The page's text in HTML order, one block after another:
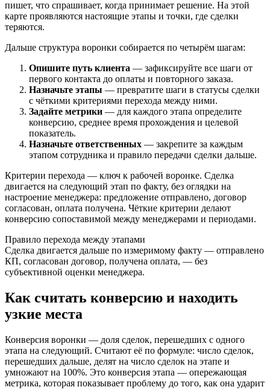
пишет, что спрашивает, когда принимает решение. На этой
карте проявляются настоящие этапы и точки, где сделки
теряются.
Дальше структура воронки собирается по четырём шагам:
Опишите путь клиента — зафиксируйте все шаги от
первого контакта до оплаты и повторного заказа.
Назначьте этапы — превратите шаги в статусы сделки
с чёткими критериями перехода между ними.
Задайте метрики — для каждого этапа определите
конверсию, среднее время прохождения и целевой
показатель.
Назначьте ответственных — закрепите за каждым
этапом сотрудника и правило передачи сделки дальше.
Критерии перехода — ключ к рабочей воронке. Сделка
двигается на следующий этап по факту, без оглядки на
настроение менеджера: предложение отправлено, договор
согласован, оплата получена. Чёткие критерии делают
конверсию сопоставимой между менеджерами и периодами.
Правило перехода между этапами
Сделка двигается дальше по измеримому факту — отправлено
КП, согласован договор, получена оплата, — без
субъективной оценки менеджера.
Как считать конверсию и находить
узкие места
Конверсия воронки — доля сделок, перешедших с одного
этапа на следующий. Считают её по формуле: число сделок,
перешедших дальше, делят на число сделок на этапе и
умножают на 100%. Это конверсия этапа — опережающая
метрика, которая показывает проблему до того, как она ударит